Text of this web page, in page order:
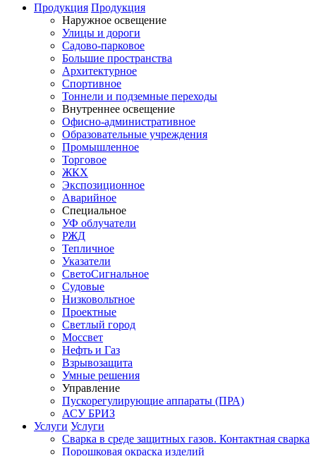
Продукция Продукция
Наружное освещение
Улицы и дороги
Садово-парковое
Большие пространства
Архитектурное
Спортивное
Тоннели и подземные переходы
Внутреннее освещение
Офисно-административное
Образовательные учреждения
Промышленное
Торговое
ЖКХ
Экспозиционное
Аварийное
Специальное
УФ облучатели
РЖД
Тепличное
Указатели
СветоСигнальное
Судовые
Низковольтное
Проектные
Светлый город
Моссвет
Нефть и Газ
Взрывозащита
Умные решения
Управление
Пускорегулирующие аппараты (ПРА)
АСУ БРИЗ
Услуги Услуги
Сварка в среде защитных газов. Контактная сварка
Порошковая окраска изделий